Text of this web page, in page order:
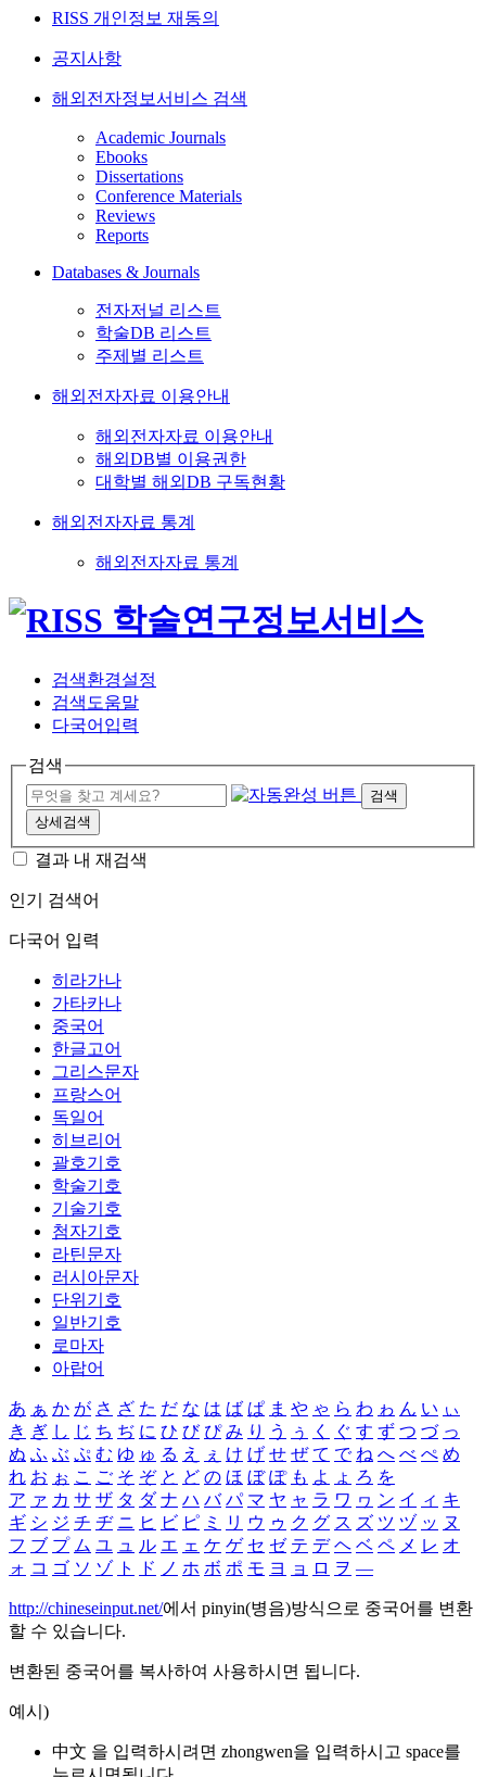
RISS 개인정보 재동의
공지사항
해외전자정보서비스 검색
Academic Journals
Ebooks
Dissertations
Conference Materials
Reviews
Reports
Databases & Journals
전자저널 리스트
학술DB 리스트
주제별 리스트
해외전자자료 이용안내
해외전자자료 이용안내
해외DB별 이용권한
대학별 해외DB 구독현황
해외전자자료 통계
해외전자자료 통계
검색환경설정
검색도움말
다국어입력
검색
검색
상세검색
결과 내 재검색
인기 검색어
다국어 입력
히라가나
가타카나
중국어
한글고어
그리스문자
프랑스어
독일어
히브리어
괄호기호
학술기호
기술기호
첨자기호
라틴문자
러시아문자
단위기호
일반기호
로마자
아랍어
あ ぁ か が さ ざ た だ な は ば ぱ ま や ゃ ら わ ゎ ん い ぃ
き ぎ し じ ち ぢ に ひ び ぴ み り う ぅ く ぐ す ず つ づ っ
ぬ ふ ぶ ぷ む ゆ ゅ る え ぇ け げ せ ぜ て で ね へ べ ぺ め
れ お ぉ こ ご そ ぞ と ど の ほ ぼ ぽ も よ ょ ろ を
ア ァ カ サ ザ タ ダ ナ ハ バ パ マ ヤ ャ ラ ワ ヮ ン イ ィ キ
ギ シ ジ チ ヂ ニ ヒ ビ ピ ミ リ ウ ゥ ク グ ス ズ ツ ヅ ッ ヌ
フ ブ プ ム ユ ュ ル エ ェ ケ ゲ セ ゼ テ デ ヘ ベ ペ メ レ オ
ォ コ ゴ ソ ゾ ト ド ノ ホ ボ ポ モ ヨ ョ ロ ヲ ―
http://chineseinput.net/에서 pinyin(병음)방식으로 중국어를 변환
할 수 있습니다.
변환된 중국어를 복사하여 사용하시면 됩니다.
예시)
中文 을 입력하시려면 zhongwen을 입력하시고 space를